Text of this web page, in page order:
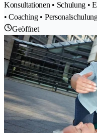
Konsultationen • Schulung •
• Coaching •
Geöffnet